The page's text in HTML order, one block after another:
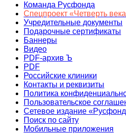
Команда Русфонда
Спецпроект «Четверть
Учредительные документы
Подарочные сертификаты
Баннеры
Видео
PDF-архив Ъ
PDF
Российские клиники
Контакты и реквизиты
Политика
Пользовательское
Сетевое издание
Поиск по сайту
Мобильные приложения